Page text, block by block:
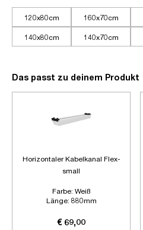
120x80cm 160x70cm
140x80cm 140x70cm
Das passt zu deinem Produkt
Horizontaler Kabelkanal Flex-
small
Farbe: Weiß
Länge: 880mm
€ 69,00